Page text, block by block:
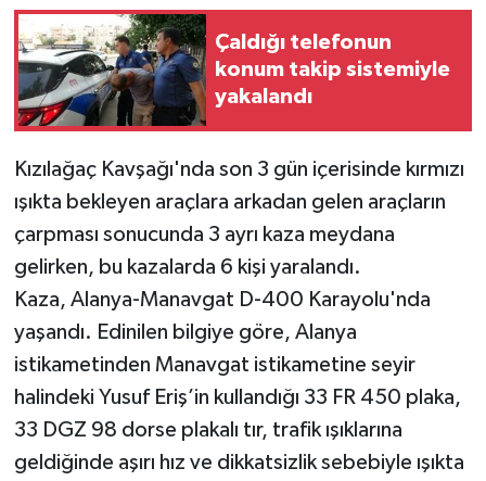
Çaldığı telefonun
konum takip sistemiyle
yakalandı
Kızılağaç Kavşağı'nda son 3 gün içerisinde kırmızı
ışıkta bekleyen araçlara arkadan gelen araçların
çarpması sonucunda 3 ayrı kaza meydana
gelirken, bu kazalarda 6 kişi yaralandı.
Kaza, Alanya-Manavgat D-400 Karayolu'nda
yaşandı. Edinilen bilgiye göre, Alanya
istikametinden Manavgat istikametine seyir
halindeki Yusuf Eriş’in kullandığı 33 FR 450 plaka,
33 DGZ 98 dorse plakalı tır, trafik ışıklarına
geldiğinde aşırı hız ve dikkatsizlik sebebiyle ışıkta
Siyaset
Sosyal medya
Spor
Teknoloji
Televizyon
Turizm